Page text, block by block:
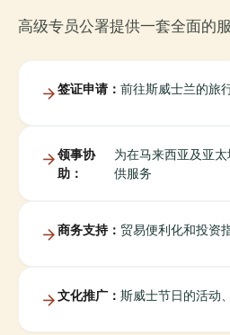
高级专员公署提供一套全面的服
签证申请： 前往斯威士兰的旅
领事协
助：
为在马来西亚及亚
供服务
商务支持： 贸易便利化和投资
文化推广： 斯威士节日的活动